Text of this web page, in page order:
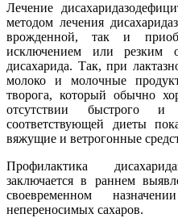
Лечение
методом лечения
врожденной, так и
исключением или резким
дисахарида. Так, при
молоко и молочные
творога, который обычно
отсутствии быстрого
соответствующей диеты
вяжущие и ветрогонные
Профилактика
заключается в раннем
своевременном
непереносимых сахаров.